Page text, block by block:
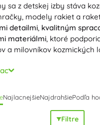
sa z detskej izby stáva
modely rakiet a
detailmi, kvalitným
materiálmi, ktoré
a milovníkov kozmických
so svetelnými a
stupňami, otváracou
priestorom a
rakiet a kozmických lodí na
pohyblivým častiam,
NajlacnejšieNajdrahšiePodľa
Filtre